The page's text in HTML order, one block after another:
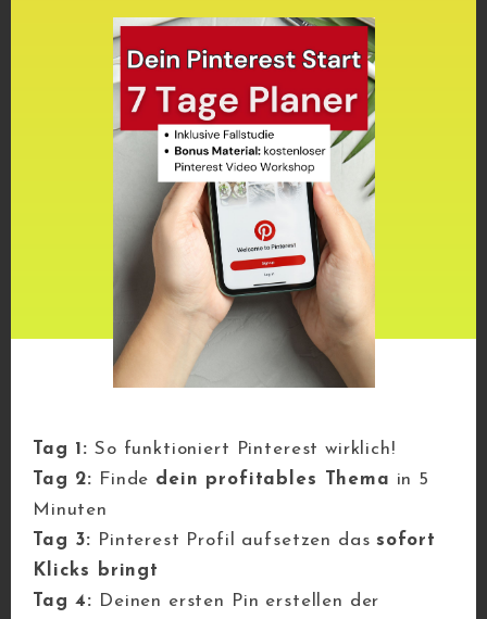
Pinterest-Strategie:Die Pins.
Denn ohne Pins keine Klicks und ohne
Klicks kein Geld.
Erstelle für jeden Blogartikel mindestens
5-10 ansprechende Pins.
Diese lädst du dann auf Pinterest hoch
am besten direkt mit dem Link zu
deinem Blogartikel.
Tipp: Nutze denPin-Planer von
Pinterest
, um deine Pins im Voraus zu
Design leicht gemacht:
Am einfachsten erstellst du deine Pins
Tag 1: So funktioniert Pinterest wirklich!
Tag 2: Finde dein profitables Thema in 5
Minuten
Tag 3: Pinterest Profil aufsetzen dassofort
Klicks bringt
Tag 4: Deinen ersten Pin erstellen der